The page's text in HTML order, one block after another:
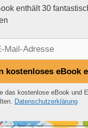
enthält 30
kostenloses eBook
das kostenlose eBook und
Datenschutzerklärung